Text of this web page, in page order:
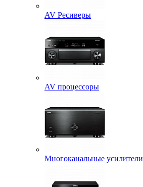
AV Ресиверы
AV процессоры
Многоканальные усилители